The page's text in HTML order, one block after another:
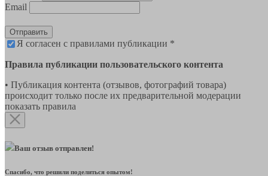
Email
Отправить
Я согласен с правилами публикации *
Правила публикации пользовательского контента
• Публикация контента (отзывов, фотографий товара)
происходит только после их предварительной модерации
показать правила
Ваш отзыв отправлен!
Спасибо, что решили поделиться опытом!